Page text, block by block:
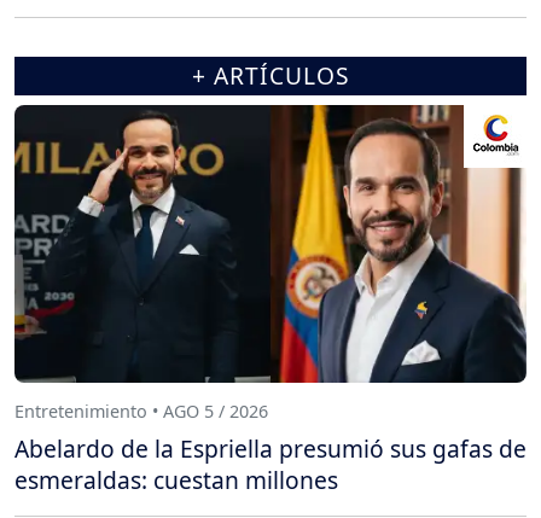
+ ARTÍCULOS
Entretenimiento • AGO 5 / 2026
Abelardo de la Espriella presumió sus gafas de
esmeraldas: cuestan millones